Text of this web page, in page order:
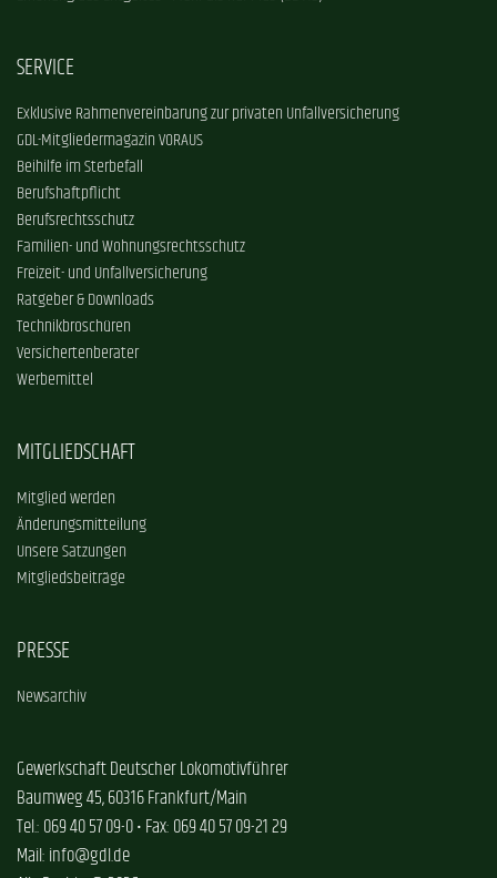
SERVICE
Exklusive Rahmenvereinbarung zur privaten Unfallversicherung
GDL-Mitgliedermagazin VORAUS
Beihilfe im Sterbefall
Berufshaftpflicht
Berufsrechtsschutz
Familien- und Wohnungsrechtsschutz
Freizeit- und Unfallversicherung
Ratgeber & Downloads
Technikbroschüren
Versichertenberater
Werbemittel
MITGLIEDSCHAFT
Mitglied werden
Änderungsmitteilung
Unsere Satzungen
Mitgliedsbeiträge
PRESSE
Newsarchiv
Gewerkschaft Deutscher Lokomotivführer
Baumweg 45, 60316 Frankfurt/Main
Tel.: 069 40 57 09-0 • Fax: 069 40 57 09-21 29
Mail: info@gdl.de